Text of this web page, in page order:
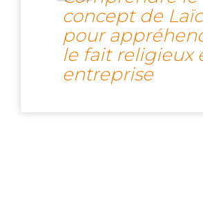
concept de
pour
le fait religieux
entreprise